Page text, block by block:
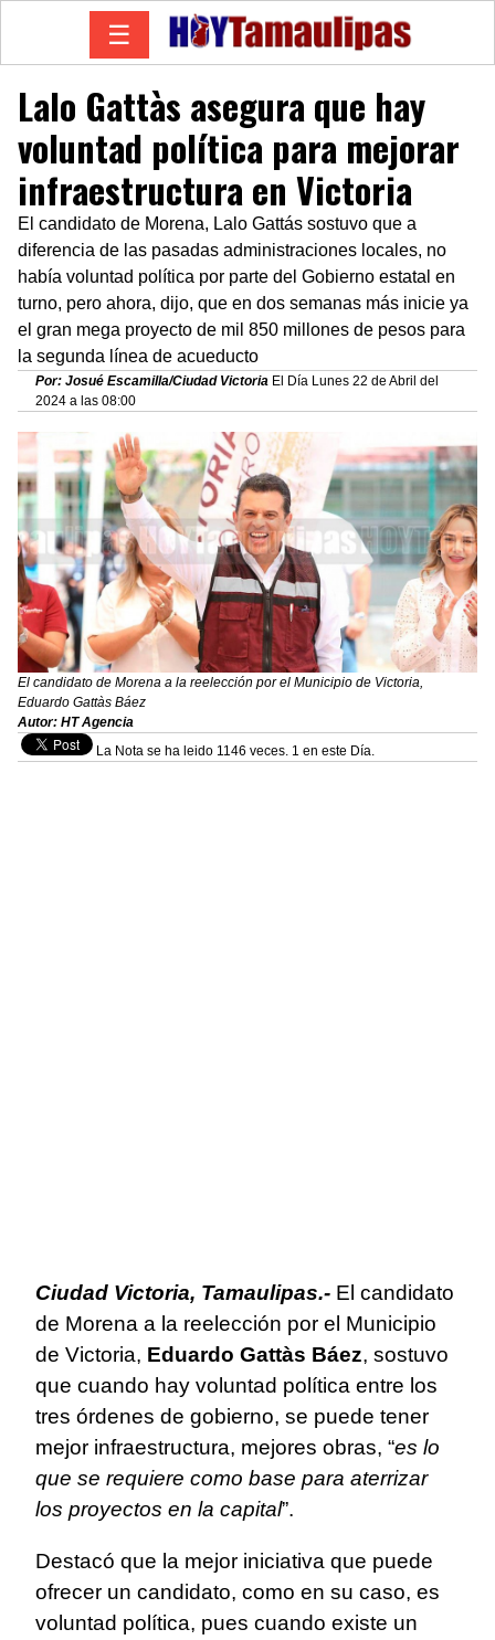
☰
Lalo Gattàs asegura que hay
voluntad política para mejorar
infraestructura en Victoria
El candidato de Morena, Lalo Gattás sostuvo que a
diferencia de las pasadas administraciones locales, no
había voluntad política por parte del Gobierno estatal en
turno, pero ahora, dijo, que en dos semanas más inicie ya
el gran mega proyecto de mil 850 millones de pesos para
la segunda línea de acueducto
Por: Josué Escamilla/Ciudad Victoria El Día Lunes 22 de Abril del
2024 a las 08:00
El candidato de Morena a la reelección por el Municipio de Victoria,
Eduardo Gattàs Báez
Autor: HT Agencia
La Nota se ha leido 1146 veces. 1 en este Día.
Ciudad Victoria, Tamaulipas.- El candidato
de Morena a la reelección por el Municipio
de Victoria, Eduardo Gattàs Báez, sostuvo
que cuando hay voluntad política entre los
tres órdenes de gobierno, se puede tener
mejor infraestructura, mejores obras, “es lo
que se requiere como base para aterrizar
los proyectos en la capital”.
Destacó que la mejor iniciativa que puede
ofrecer un candidato, como en su caso, es
voluntad política, pues cuando existe un